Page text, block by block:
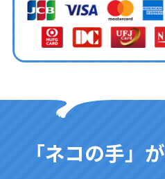
「ネコの手」が